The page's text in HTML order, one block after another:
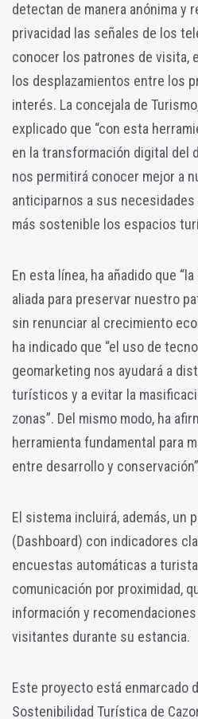
detectan de manera anónima y
privacidad las señales de los
conocer los patrones de visita,
los desplazamientos entre los
interés. La concejala de
explicado que “con esta
en la transformación digital del
nos permitirá conocer mejor a
anticiparnos a sus
más sostenible los espacios
En esta línea, ha añadido que
aliada para preservar nuestro
sin renunciar al crecimiento
ha indicado que “el uso de
geomarketing nos ayudará a
turísticos y a evitar la
zonas”. Del mismo modo, ha
herramienta fundamental para
entre desarrollo y
El sistema incluirá, además, un
(Dashboard) con indicadores
encuestas automáticas a
comunicación por proximidad,
información y
visitantes durante su estancia.
Este proyecto está enmarcado
Sostenibilidad Turística de